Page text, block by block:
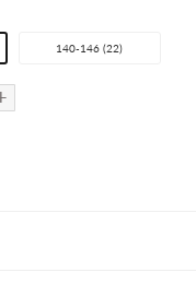
140-146 (22)